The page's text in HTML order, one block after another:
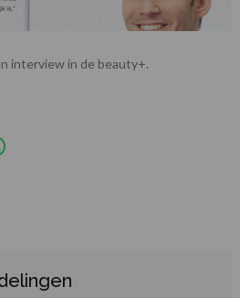
interview in de beauty+.